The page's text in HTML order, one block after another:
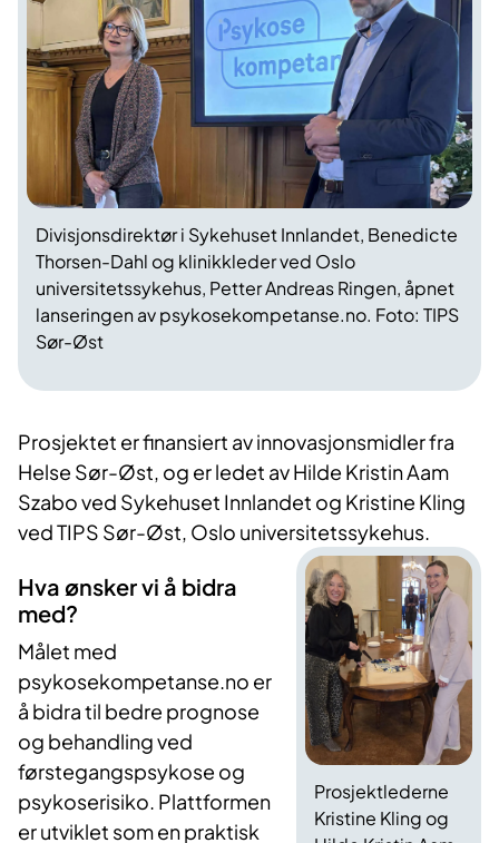
Divisjonsdirektør i Sykehuset Innlandet, Benedicte
Thorsen-Dahl og klinikkleder ved Oslo
universitetssykehus, Petter Andreas Ringen, åpnet
lanseringen av psykosekompetanse.no. Foto: TIPS
Sør-Øst
Prosjektet er finansiert av innovasjonsmidler fra
Helse Sør-Øst, og er ledet av Hilde Kristin Aam
Szabo ved Sykehuset Innlandet og Kristine Kling
ved TIPS Sør-Øst, Oslo universitetssykehus.
Prosjektlederne
Kristine Kling og
Hva ønsker vi å bidra
med?
Målet med
psykosekompetanse.no er
å bidra til bedre prognose
og behandling ved
førstegangspsykose og
psykoserisiko. Plattformen
er utviklet som en praktisk